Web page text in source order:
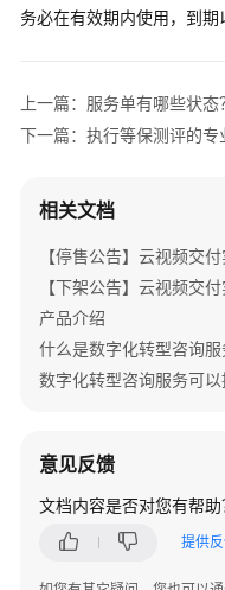
产
绍
产
介
咨
询
规
划
云
与
实
施
务必在有效期内使用，到期
上一篇：服务单有哪些状态
下一篇：执行等保测评的专
相关文档
【停售公告】云视频交
【下架公告】云视频交
产品介绍
什么是数字化转型咨询服
数字化转型咨询服务可以
意见反馈
文档内容是否对您有帮助
提供